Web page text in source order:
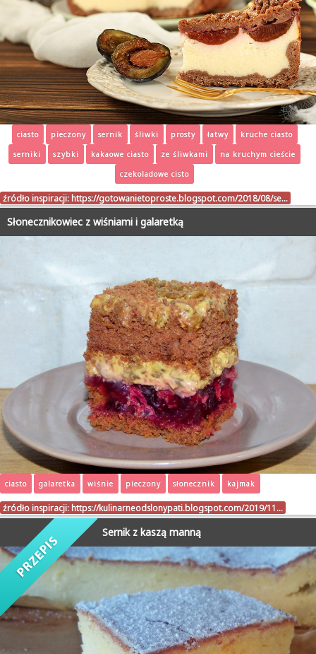
ciasto pieczony sernik śliwki prosty łatwy
kruche ciasto
serniki
szybki kakaowe ciasto ze śliwkami
na kruchym cieście
czekoladowe cisto
źródło inspiracji: https://gotowanietoproste.blogspot.com/2018/08/se…
Słonecznikowiec z wiśniami i galaretką
ciasto galaretka wiśnie pieczony słonecznik kajmak
źródło inspiracji: https://kulinarneodslonypati.blogspot.com/2019/11…
Sernik z kaszą manną